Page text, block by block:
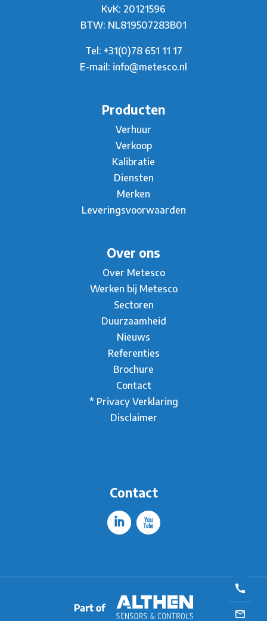
KvK: 20121596
BTW: NL819507283B01
Tel: +31(0)78 651 11 17
E-mail: info@metesco.nl
Producten
Verhuur
Verkoop
Kalibratie
Diensten
Merken
Leveringsvoorwaarden
Over ons
Over Metesco
Werken bij Metesco
Sectoren
Duurzaamheid
Nieuws
Referenties
Brochure
Contact
* Privacy Verklaring
Disclaimer
Contact